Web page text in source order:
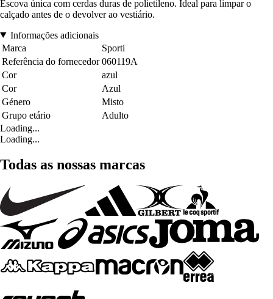
Escova única com cerdas duras de polietileno. Ideal para limpar o
calçado antes de o devolver ao vestiário.
Informações adicionais
Marca
Sporti
Referência do fornecedor 060119A
Cor
azul
Cor
Azul
Género
Misto
Grupo etário
Adulto
Loading...
Loading...
Todas as nossas marcas